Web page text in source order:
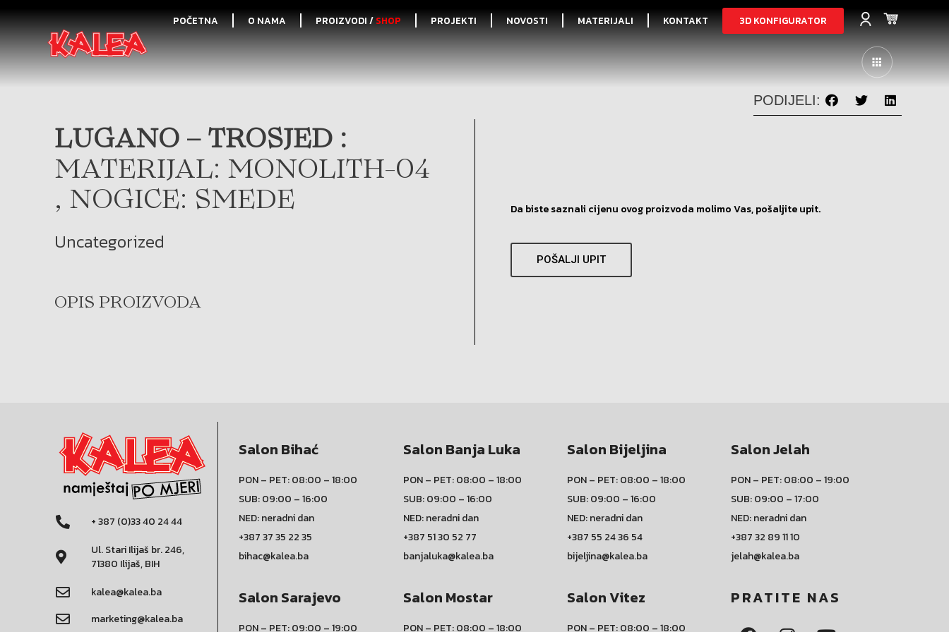
POČETNA O NAMA PROIZVODI /SHOP PROJEKTI NOVOSTI MATERIJALI KONTAKT 3D KONFIGURATOR
PODIJELI:
LUGANO – TROSJED :
MATERIJAL: MONOLITH-04
, NOGICE: SMEDE
Uncategorized
OPIS PROIZVODA
Da biste saznali cijenu ovog proizvoda molimo Vas, pošaljite upit.
POŠALJI UPIT
+ 387 (0)33 40 24 44
Ul. Stari Ilijaš br. 246,
71380 Ilijaš, BIH
kalea@kalea.ba
marketing@kalea.ba
Salon Bihać
PON – PET: 08:00 – 18:00
SUB: 09:00 – 16:00
NED: neradni dan
+387 37 35 22 35
bihac@kalea.ba
Salon Banja Luka
PON – PET: 08:00 – 18:00
SUB: 09:00 – 16:00
NED: neradni dan
+387 51 30 52 77
banjaluka@kalea.ba
Salon Bijeljina
PON – PET: 08:00 – 18:00
SUB: 09:00 – 16:00
NED: neradni dan
+387 55 24 36 54
bijeljina@kalea.ba
Salon Jelah
PON – PET: 08:00 – 19:00
SUB: 09:00 – 17:00
NED: neradni dan
+387 32 89 11 10
jelah@kalea.ba
Salon Sarajevo
PON – PET: 09:00 – 19:00
Salon Mostar
PON – PET: 08:00 – 18:00
Salon Vitez
PON – PET: 08:00 – 18:00
PRATITE NAS